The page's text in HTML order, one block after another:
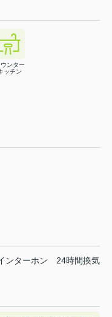
ウンター
ッチン
ンターホン
24時間換気